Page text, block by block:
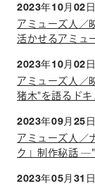
2023年10月02日
アミューズ人／
活かせるアミュ
2023年10月02日
アミューズ人／
猪木"を語るド
2023年09月25日
アミューズ人／
ク」制作秘話
2023年05月31日